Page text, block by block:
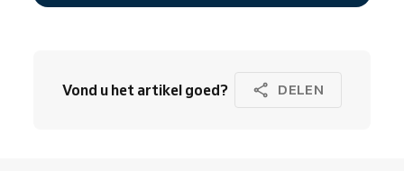
Vond u het artikel goed? DELEN